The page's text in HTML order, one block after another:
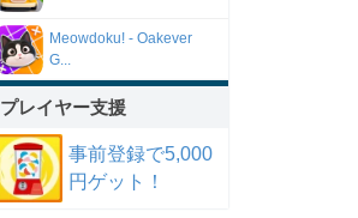
Meowdoku! - Oakever
G...
プレイヤー支援
事前登録で5,000
円ゲット！